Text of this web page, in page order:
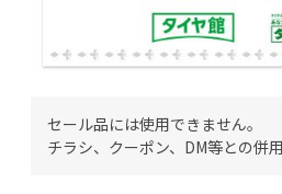
セール品には使用できません。
チラシ、クーポン、DM等との併